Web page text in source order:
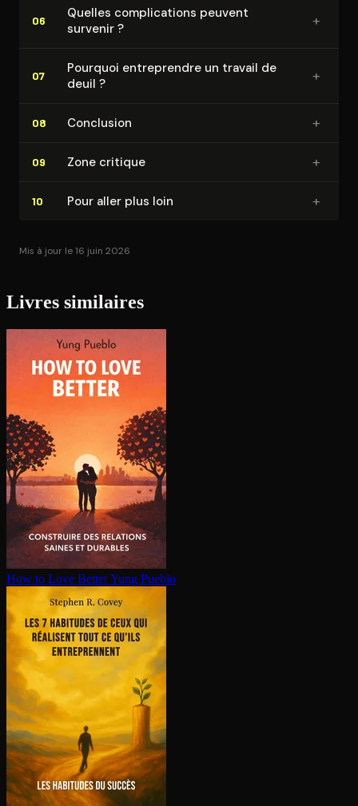
06
Quelles com­pli­ca­tions peuvent
survenir ?
+
07
Pourquoi en­tre­prendre un travail de
deuil ?
+
08 Conclusion +
09 Zone critique +
10 Pour aller plus loin +
Mis à jour le 16 juin 2026
Livres similaires
How to Love BetterYung Pueblo